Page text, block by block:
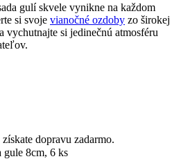
gulí skvele vynikne na každom
si svoje vianočné ozdoby zo širokej
si jedinečnú atmosféru
získate dopravu zadarmo.
gule 8cm, 6 ks